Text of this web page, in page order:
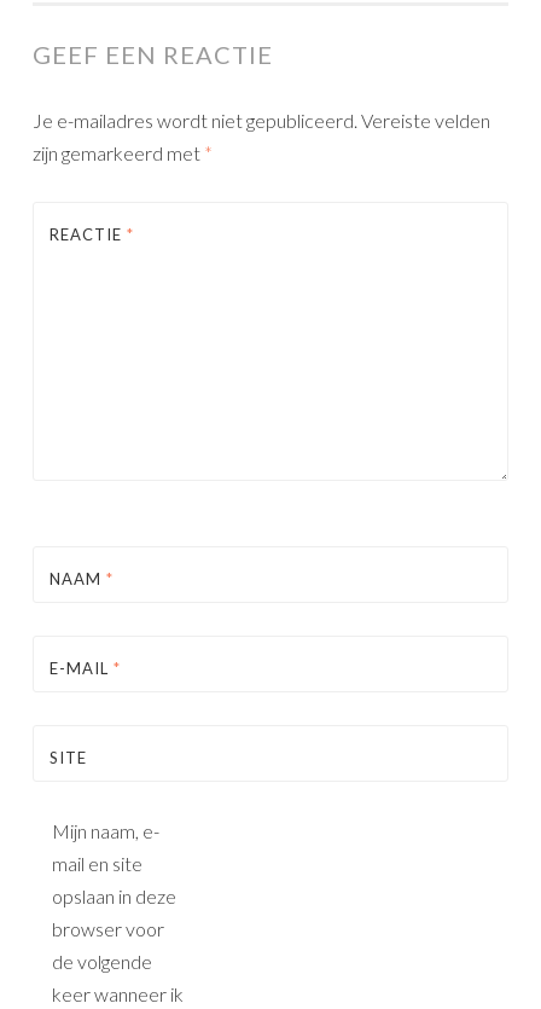
GEEF EEN REACTIE
Je e-mailadres wordt niet gepubliceerd. Vereiste velden
zijn gemarkeerd met *
REACTIE *
NAAM *
E-MAIL *
SITE
Mijn naam, e-
mail en site
opslaan in deze
browser voor
de volgende
keer wanneer ik